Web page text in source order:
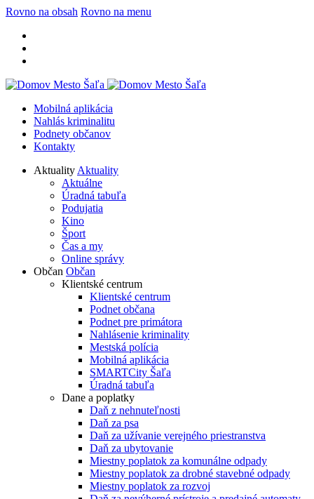
Rovno na obsah Rovno na menu
Mobilná aplikácia
Nahlás kriminalitu
Podnety občanov
Kontakty
Aktuality Aktuality
Aktuálne
Úradná tabuľa
Podujatia
Kino
Šport
Čas a my
Online správy
Občan Občan
Klientské centrum
Klientské centrum
Podnet občana
Podnet pre primátora
Nahlásenie kriminality
Mestská polícia
Mobilná aplikácia
SMARTCity Šaľa
Úradná tabuľa
Dane a poplatky
Daň z nehnuteľnosti
Daň za psa
Daň za užívanie verejného priestranstva
Daň za ubytovanie
Miestny poplatok za komunálne odpady
Miestny poplatok za drobné stavebné odpady
Miestny poplatok za rozvoj